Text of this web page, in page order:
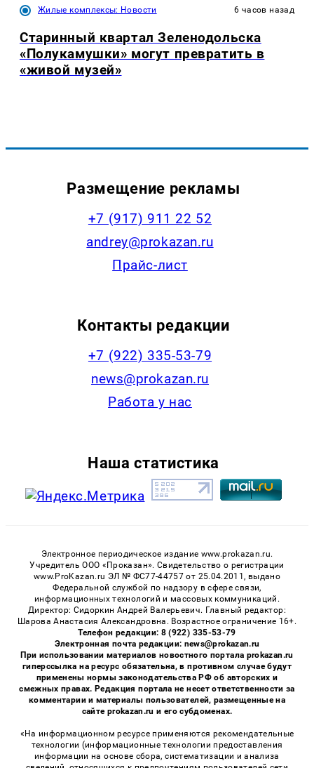
Жилые комплексы: Новости 6 часов назад
Старинный квартал Зеленодольска
«Полукамушки» могут превратить в
«живой музей»
Размещение рекламы
+7 (917) 911 22 52
andrey@prokazan.ru
Прайс-лист
Контакты редакции
+7 (922) 335-53-79
news@prokazan.ru
Работа у нас
Наша статистика
Электронное периодическое издание www.prokazan.ru.
Учредитель ООО «Проказан». Cвидетельство о регистрации
www.ProKazan.ru ЭЛ № ФС77-44757 от 25.04.2011, выдано
Федеральной службой по надзору в сфере связи,
информационных технологий и массовых коммуникаций.
Директор: Сидоркин Андрей Валерьевич. Главный редактор:
Шарова Анастасия Александровна. Возрастное ограничение 16+.
Телефон редакции: 8 (922) 335-53-79
Электронная почта редакции: news@prokazan.ru
При использовании материалов новостного портала prokazan.ru
гиперссылка на ресурс обязательна, в противном случае будут
применены нормы законодательства РФ об авторских и
смежных правах. Редакция портала не несет ответственности за
комментарии и материалы пользователей, размещенные на
сайте prokazan.ru и его субдоменах.
«На информационном ресурсе применяются рекомендательные
технологии (информационные технологии предоставления
информации на основе сбора, систематизации и анализа